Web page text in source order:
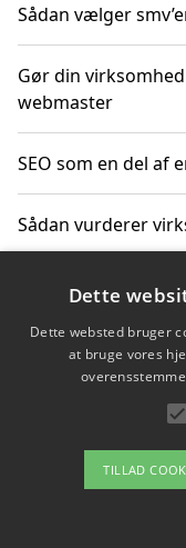
Sådan vælger
Gør din
webmaster
SEO som en del af
Sådan vurderer
Sådan får du hjælp
Om /
Dette
Dette websted bruger
at bruge vores
TILLAD